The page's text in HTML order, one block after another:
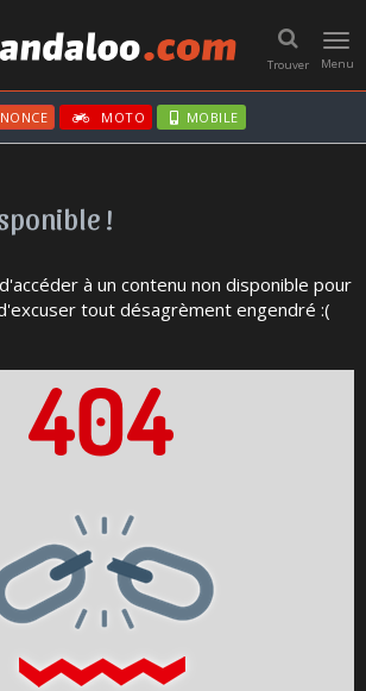
Menu
Trouver
MOTO MOBILE
!
à un contenu non disponible pour
tout désagrèment engendré :(